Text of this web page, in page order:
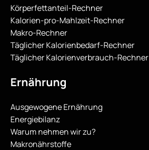
Körperfettanteil-Rechner
Kalorien-pro-Mahlzeit-Rechner
Makro-Rechner
Täglicher Kalorienbedarf-Rechner
Täglicher Kalorienverbrauch-Rechner
Ernährung
Ausgewogene Ernährung
Energiebilanz
Warum nehmen wir zu?
Makronährstoffe